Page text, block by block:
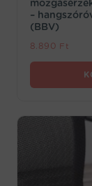
–
(BBV)
8.890 Ft